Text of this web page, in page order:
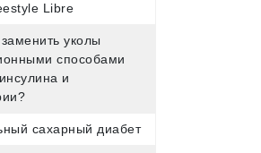
Libre
уколы
способами
и
сахарный диабет